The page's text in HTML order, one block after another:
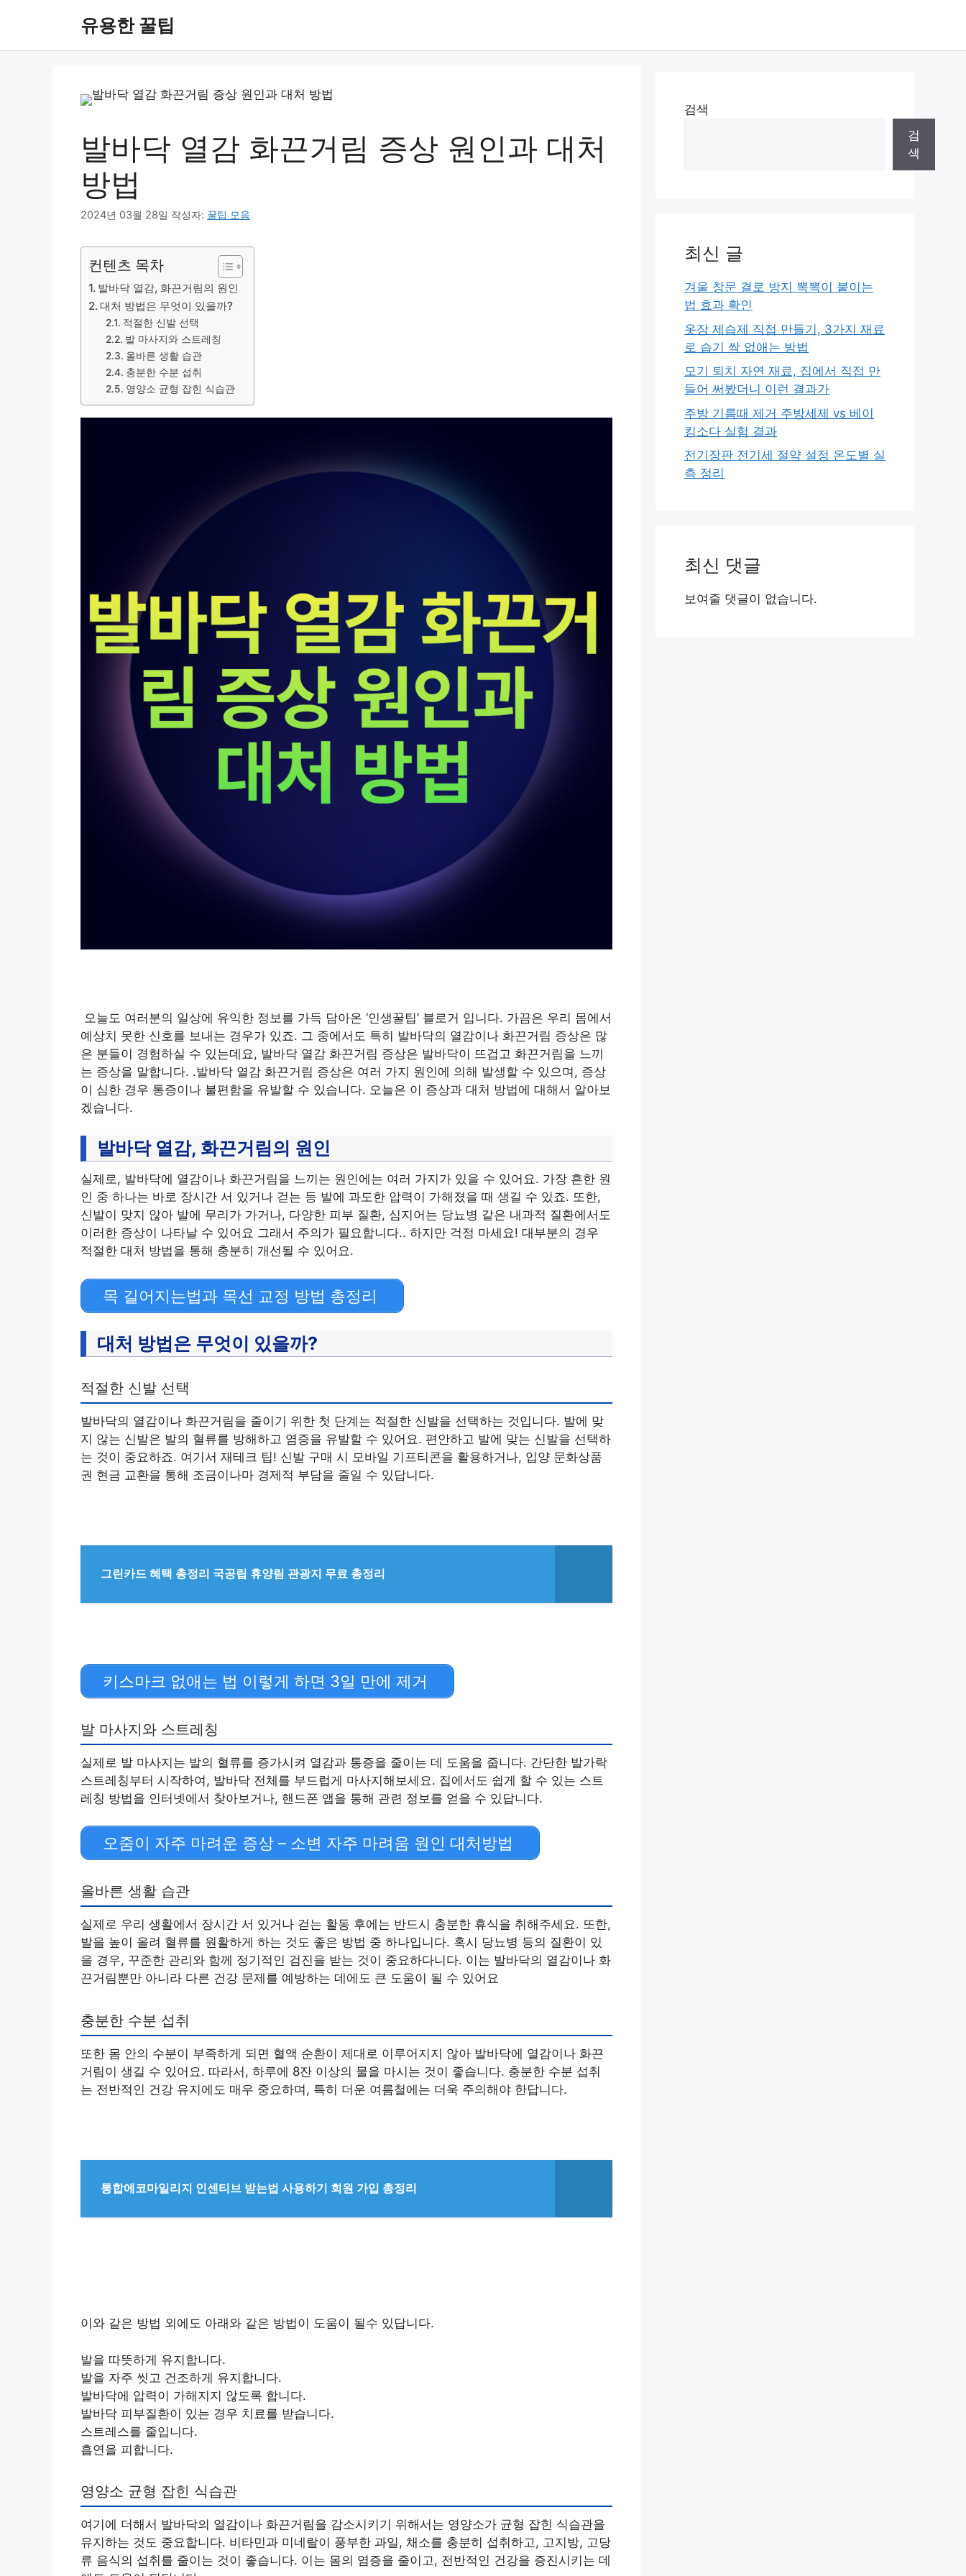
유용한 꿀팁
발바닥 열감 화끈거림 증상 원인과 대처
방법
2024년 03월 28일 작성자: 꿀팁 모음
컨텐츠 목차
발바닥 열감, 화끈거림의 원인
대처 방법은 무엇이 있을까?
적절한 신발 선택
발 마사지와 스트레칭
올바른 생활 습관
충분한 수분 섭취
영양소 균형 잡힌 식습관
오늘도 여러분의 일상에 유익한 정보를 가득 담아온 ‘인생꿀팁’ 블로거 입니다. 가끔은 우리 몸에서
예상치 못한 신호를 보내는 경우가 있죠. 그 중에서도 특히 발바닥의 열감이나 화끈거림 증상은 많
은 분들이 경험하실 수 있는데요, 발바닥 열감 화끈거림 증상은 발바닥이 뜨겁고 화끈거림을 느끼
는 증상을 말합니다. .발바닥 열감 화끈거림 증상은 여러 가지 원인에 의해 발생할 수 있으며, 증상
이 심한 경우 통증이나 불편함을 유발할 수 있습니다. 오늘은 이 증상과 대처 방법에 대해서 알아보
겠습니다.
발바닥 열감, 화끈거림의 원인
실제로, 발바닥에 열감이나 화끈거림을 느끼는 원인에는 여러 가지가 있을 수 있어요. 가장 흔한 원
인 중 하나는 바로 장시간 서 있거나 걷는 등 발에 과도한 압력이 가해졌을 때 생길 수 있죠. 또한,
신발이 맞지 않아 발에 무리가 가거나, 다양한 피부 질환, 심지어는 당뇨병 같은 내과적 질환에서도
이러한 증상이 나타날 수 있어요 그래서 주의가 필요합니다.. 하지만 걱정 마세요! 대부분의 경우
적절한 대처 방법을 통해 충분히 개선될 수 있어요.
목 길어지는법과 목선 교정 방법 총정리
대처 방법은 무엇이 있을까?
적절한 신발 선택
발바닥의 열감이나 화끈거림을 줄이기 위한 첫 단계는 적절한 신발을 선택하는 것입니다. 발에 맞
지 않는 신발은 발의 혈류를 방해하고 염증을 유발할 수 있어요. 편안하고 발에 맞는 신발을 선택하
는 것이 중요하죠. 여기서 재테크 팁! 신발 구매 시 모바일 기프티콘을 활용하거나, 입양 문화상품
권 현금 교환을 통해 조금이나마 경제적 부담을 줄일 수 있답니다.
그린카드 혜택 총정리 국공립 휴양림 관광지 무료 총정리
키스마크 없애는 법 이렇게 하면 3일 만에 제거
발 마사지와 스트레칭
실제로 발 마사지는 발의 혈류를 증가시켜 열감과 통증을 줄이는 데 도움을 줍니다. 간단한 발가락
스트레칭부터 시작하여, 발바닥 전체를 부드럽게 마사지해보세요. 집에서도 쉽게 할 수 있는 스트
레칭 방법을 인터넷에서 찾아보거나, 핸드폰 앱을 통해 관련 정보를 얻을 수 있답니다.
오줌이 자주 마려운 증상 – 소변 자주 마려움 원인 대처방법
올바른 생활 습관
실제로 우리 생활에서 장시간 서 있거나 걷는 활동 후에는 반드시 충분한 휴식을 취해주세요. 또한,
발을 높이 올려 혈류를 원활하게 하는 것도 좋은 방법 중 하나입니다. 혹시 당뇨병 등의 질환이 있
을 경우, 꾸준한 관리와 함께 정기적인 검진을 받는 것이 중요하다니다. 이는 발바닥의 열감이나 화
끈거림뿐만 아니라 다른 건강 문제를 예방하는 데에도 큰 도움이 될 수 있어요
충분한 수분 섭취
또한 몸 안의 수분이 부족하게 되면 혈액 순환이 제대로 이루어지지 않아 발바닥에 열감이나 화끈
거림이 생길 수 있어요. 따라서, 하루에 8잔 이상의 물을 마시는 것이 좋습니다. 충분한 수분 섭취
는 전반적인 건강 유지에도 매우 중요하며, 특히 더운 여름철에는 더욱 주의해야 한답니다.
통합에코마일리지 인센티브 받는법 사용하기 회원 가입 총정리
이와 같은 방법 외에도 아래와 같은 방법이 도움이 될수 있답니다.
발을 따뜻하게 유지합니다.
발을 자주 씻고 건조하게 유지합니다.
발바닥에 압력이 가해지지 않도록 합니다.
발바닥 피부질환이 있는 경우 치료를 받습니다.
스트레스를 줄입니다.
흡연을 피합니다.
영양소 균형 잡힌 식습관
여기에 더해서 발바닥의 열감이나 화끈거림을 감소시키기 위해서는 영양소가 균형 잡힌 식습관을
유지하는 것도 중요합니다. 비타민과 미네랄이 풍부한 과일, 채소를 충분히 섭취하고, 고지방, 고당
류 음식의 섭취를 줄이는 것이 좋습니다. 이는 몸의 염증을 줄이고, 전반적인 건강을 증진시키는 데
검색
검
색
최신 글
겨울 창문 결로 방지 뽁뽁이 붙이는
법 효과 확인
옷장 제습제 직접 만들기, 3가지 재료
로 습기 싹 없애는 방법
모기 퇴치 자연 재료, 집에서 직접 만
들어 써봤더니 이런 결과가
주방 기름때 제거 주방세제 vs 베이
킹소다 실험 결과
전기장판 전기세 절약 설정 온도별 실
측 정리
최신 댓글
보여줄 댓글이 없습니다.